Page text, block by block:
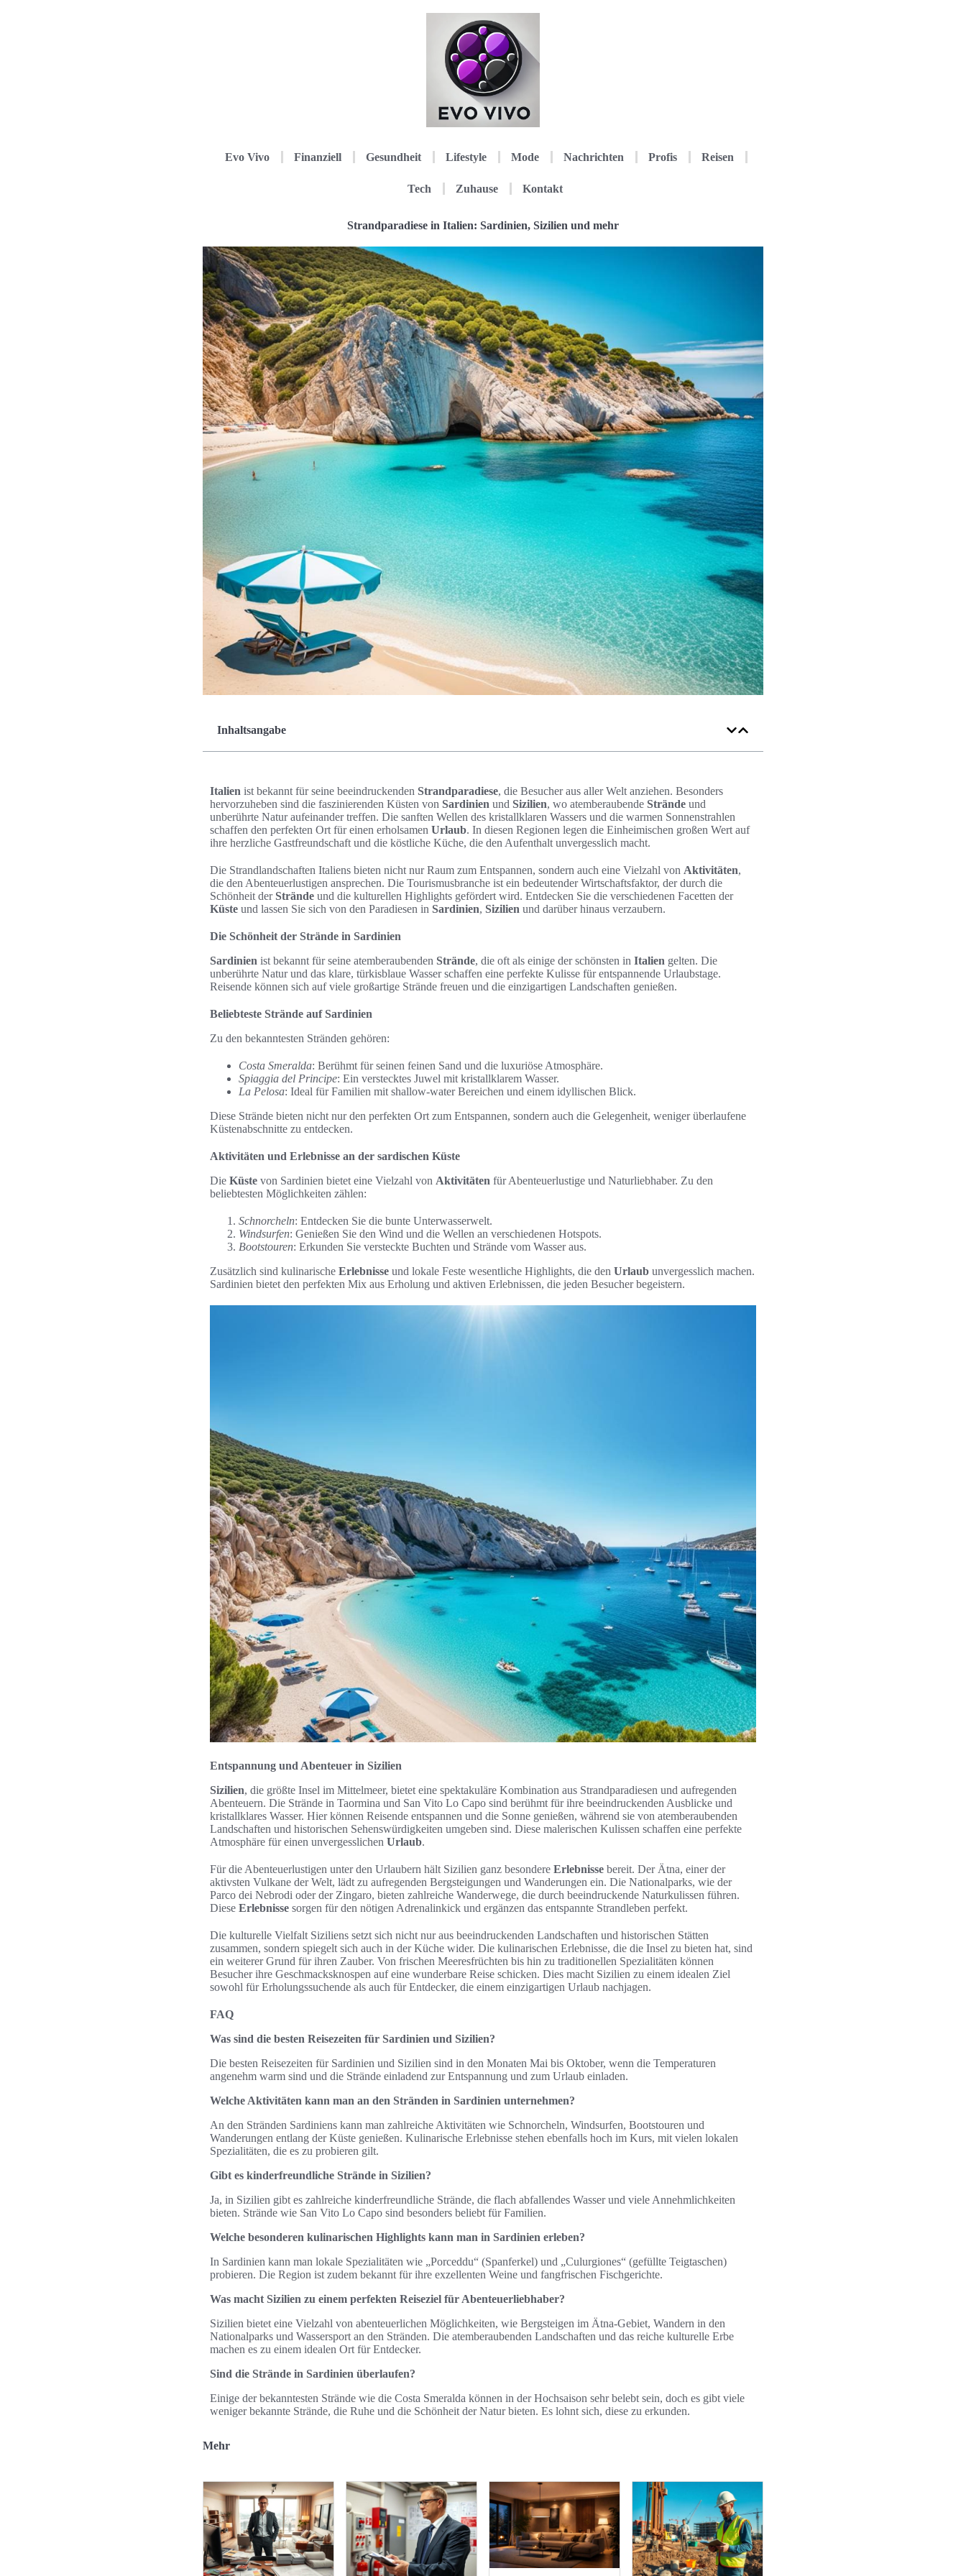
Evo Vivo Finanziell Gesundheit Lifestyle Mode Nachrichten Profis Reisen
Tech Zuhause Kontakt
Strandparadiese in Italien: Sardinien, Sizilien und mehr
Inhaltsangabe
Italien ist bekannt für seine beeindruckenden Strandparadiese, die Besucher aus aller Welt anziehen. Besonders
hervorzuheben sind die faszinierenden Küsten von Sardinien und Sizilien, wo atemberaubende Strände und
unberührte Natur aufeinander treffen. Die sanften Wellen des kristallklaren Wassers und die warmen Sonnenstrahlen
schaffen den perfekten Ort für einen erholsamen Urlaub. In diesen Regionen legen die Einheimischen großen Wert auf
ihre herzliche Gastfreundschaft und die köstliche Küche, die den Aufenthalt unvergesslich macht.
Die Strandlandschaften Italiens bieten nicht nur Raum zum Entspannen, sondern auch eine Vielzahl von Aktivitäten,
die den Abenteuerlustigen ansprechen. Die Tourismusbranche ist ein bedeutender Wirtschaftsfaktor, der durch die
Schönheit derStrände und die kulturellen Highlights gefördert wird. Entdecken Sie die verschiedenen Facetten der
Küste und lassen Sie sich von den Paradiesen in Sardinien, Sizilien und darüber hinaus verzaubern.
Die Schönheit der Strände in Sardinien
Sardinien ist bekannt für seine atemberaubenden Strände, die oft als einige der schönsten in Italien gelten. Die
unberührte Natur und das klare, türkisblaue Wasser schaffen eine perfekte Kulisse für entspannende Urlaubstage.
Reisende können sich auf viele großartige Strände freuen und die einzigartigen Landschaften genießen.
Beliebteste Strände auf Sardinien
Zu den bekanntesten Stränden gehören:
Costa Smeralda: Berühmt für seinen feinen Sand und die luxuriöse Atmosphäre.
Spiaggia del Principe: Ein verstecktes Juwel mit kristallklarem Wasser.
La Pelosa: Ideal für Familien mit shallow-water Bereichen und einem idyllischen Blick.
Diese Strände bieten nicht nur den perfekten Ort zum Entspannen, sondern auch die Gelegenheit, weniger überlaufene
Küstenabschnitte zu entdecken.
Aktivitäten und Erlebnisse an der sardischen Küste
Die Küste von Sardinien bietet eine Vielzahl von Aktivitäten für Abenteuerlustige und Naturliebhaber. Zu den
beliebtesten Möglichkeiten zählen:
Schnorcheln: Entdecken Sie die bunte Unterwasserwelt.
Windsurfen: Genießen Sie den Wind und die Wellen an verschiedenen Hotspots.
Bootstouren: Erkunden Sie versteckte Buchten und Strände vom Wasser aus.
Zusätzlich sind kulinarische Erlebnisse und lokale Feste wesentliche Highlights, die den Urlaub unvergesslich machen.
Sardinien bietet den perfekten Mix aus Erholung und aktiven Erlebnissen, die jeden Besucher begeistern.
Entspannung und Abenteuer in Sizilien
Sizilien, die größte Insel im Mittelmeer, bietet eine spektakuläre Kombination aus Strandparadiesen und aufregenden
Abenteuern. Die Strände in Taormina und San Vito Lo Capo sind berühmt für ihre beeindruckenden Ausblicke und
kristallklares Wasser. Hier können Reisende entspannen und die Sonne genießen, während sie von atemberaubenden
Landschaften und historischen Sehenswürdigkeiten umgeben sind. Diese malerischen Kulissen schaffen eine perfekte
Atmosphäre für einen unvergesslichen Urlaub.
Für die Abenteuerlustigen unter den Urlaubern hält Sizilien ganz besondere Erlebnisse bereit. Der Ätna, einer der
aktivsten Vulkane der Welt, lädt zu aufregenden Bergsteigungen und Wanderungen ein. Die Nationalparks, wie der
Parco dei Nebrodi oder der Zingaro, bieten zahlreiche Wanderwege, die durch beeindruckende Naturkulissen führen.
Diese Erlebnisse sorgen für den nötigen Adrenalinkick und ergänzen das entspannte Strandleben perfekt.
Die kulturelle Vielfalt Siziliens setzt sich nicht nur aus beeindruckenden Landschaften und historischen Stätten
zusammen, sondern spiegelt sich auch in der Küche wider. Die kulinarischen Erlebnisse, die die Insel zu bieten hat, sind
ein weiterer Grund für ihren Zauber. Von frischen Meeresfrüchten bis hin zu traditionellen Spezialitäten können
Besucher ihre Geschmacksknospen auf eine wunderbare Reise schicken. Dies macht Sizilien zu einem idealen Ziel
sowohl für Erholungssuchende als auch für Entdecker, die einem einzigartigen Urlaub nachjagen.
FAQ
Was sind die besten Reisezeiten für Sardinien und Sizilien?
Die besten Reisezeiten für Sardinien und Sizilien sind in den Monaten Mai bis Oktober, wenn die Temperaturen
angenehm warm sind und die Strände einladend zur Entspannung und zum Urlaub einladen.
Welche Aktivitäten kann man an den Stränden in Sardinien unternehmen?
An den Stränden Sardiniens kann man zahlreiche Aktivitäten wie Schnorcheln, Windsurfen, Bootstouren und
Wanderungen entlang der Küste genießen. Kulinarische Erlebnisse stehen ebenfalls hoch im Kurs, mit vielen lokalen
Spezialitäten, die es zu probieren gilt.
Gibt es kinderfreundliche Strände in Sizilien?
Ja, in Sizilien gibt es zahlreiche kinderfreundliche Strände, die flach abfallendes Wasser und viele Annehmlichkeiten
bieten. Strände wie San Vito Lo Capo sind besonders beliebt für Familien.
Welche besonderen kulinarischen Highlights kann man in Sardinien erleben?
In Sardinien kann man lokale Spezialitäten wie „Porceddu“ (Spanferkel) und „Culurgiones“ (gefüllte Teigtaschen)
probieren. Die Region ist zudem bekannt für ihre exzellenten Weine und fangfrischen Fischgerichte.
Was macht Sizilien zu einem perfekten Reiseziel für Abenteuerliebhaber?
Sizilien bietet eine Vielzahl von abenteuerlichen Möglichkeiten, wie Bergsteigen im Ätna-Gebiet, Wandern in den
Nationalparks und Wassersport an den Stränden. Die atemberaubenden Landschaften und das reiche kulturelle Erbe
machen es zu einem idealen Ort für Entdecker.
Sind die Strände in Sardinien überlaufen?
Einige der bekanntesten Strände wie die Costa Smeralda können in der Hochsaison sehr belebt sein, doch es gibt viele
weniger bekannte Strände, die Ruhe und die Schönheit der Natur bieten. Es lohnt sich, diese zu erkunden.
Mehr